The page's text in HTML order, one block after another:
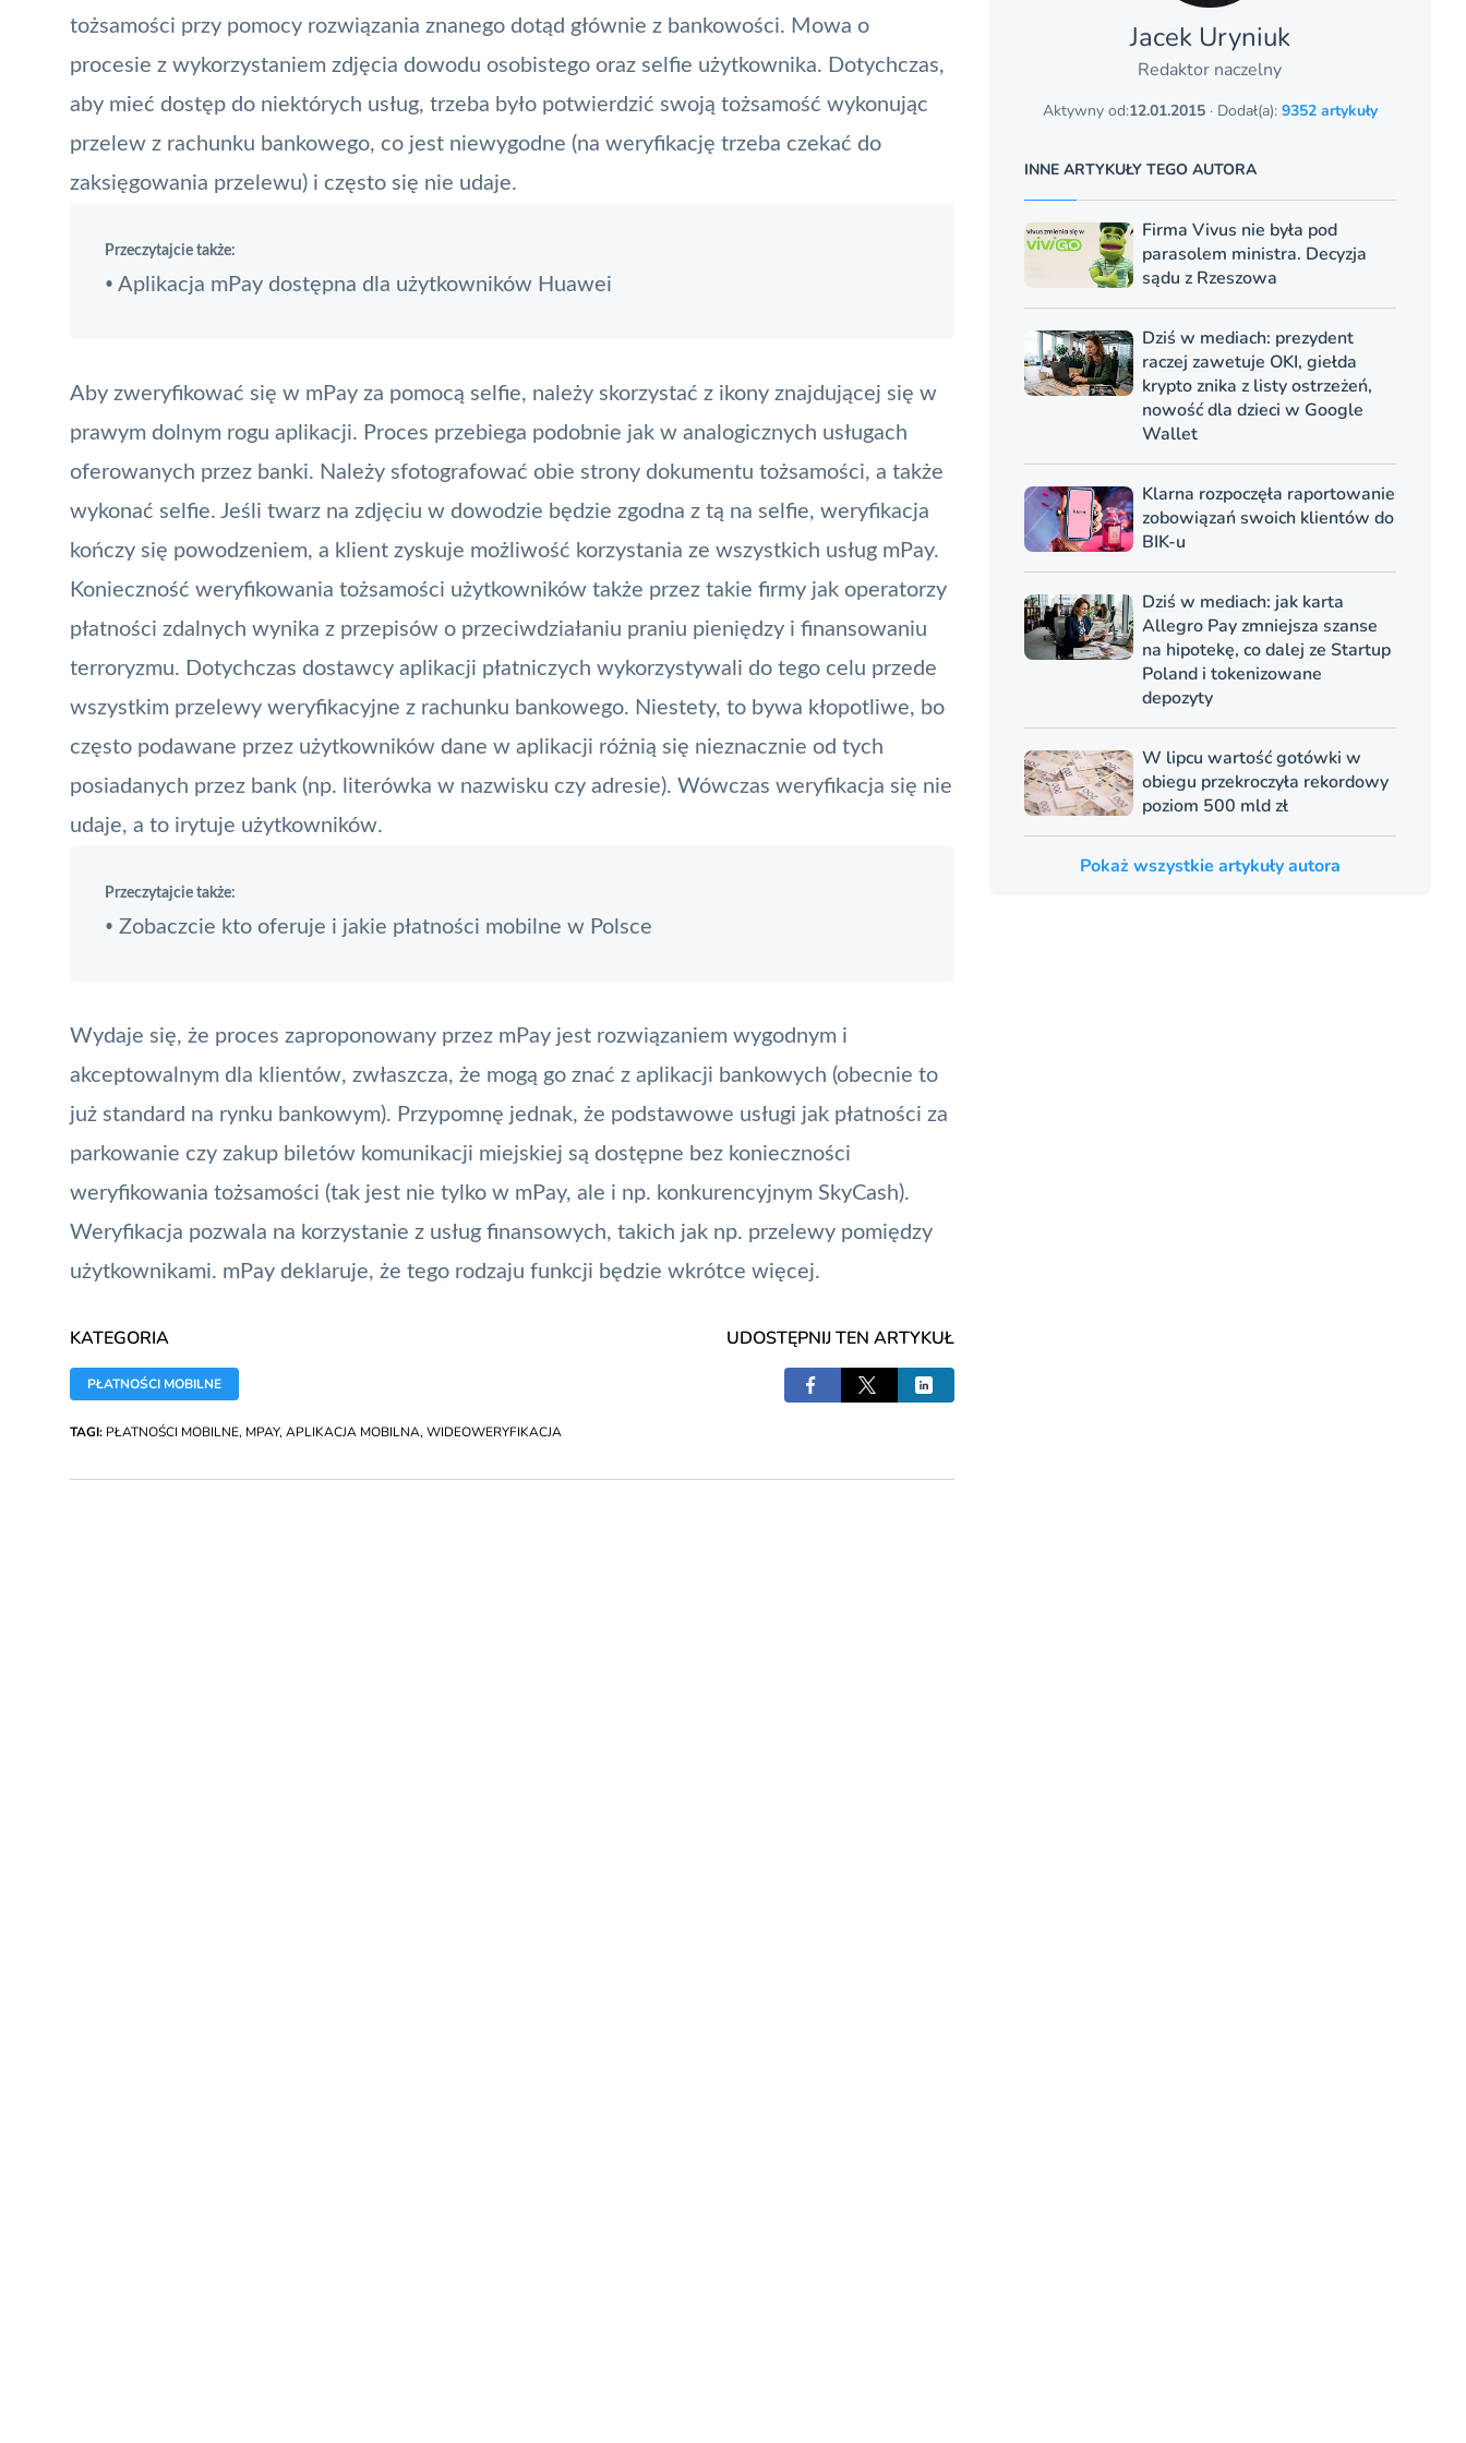
tożsamości przy pomocy rozwiązania znanego dotąd głównie z bankowości. Mowa o
procesie z wykorzystaniem zdjęcia dowodu osobistego oraz selfie użytkownika. Dotychczas,
aby mieć dostęp do niektórych usług, trzeba było potwierdzić swoją tożsamość wykonując
przelew z rachunku bankowego, co jest niewygodne (na weryfikację trzeba czekać do
zaksięgowania przelewu) i często się nie udaje.
Przeczytajcie także:
• Aplikacja mPay dostępna dla użytkowników Huawei
Aby zweryfikować się w mPay za pomocą selfie, należy skorzystać z ikony znajdującej się w
prawym dolnym rogu aplikacji. Proces przebiega podobnie jak w analogicznych usługach
oferowanych przez banki. Należy sfotografować obie strony dokumentu tożsamości, a także
wykonać selfie. Jeśli twarz na zdjęciu w dowodzie będzie zgodna z tą na selfie, weryfikacja
kończy się powodzeniem, a klient zyskuje możliwość korzystania ze wszystkich usług mPay.
Konieczność weryfikowania tożsamości użytkowników także przez takie firmy jak operatorzy
płatności zdalnych wynika z przepisów o przeciwdziałaniu praniu pieniędzy i finansowaniu
terroryzmu. Dotychczas dostawcy aplikacji płatniczych wykorzystywali do tego celu przede
wszystkim przelewy weryfikacyjne z rachunku bankowego. Niestety, to bywa kłopotliwe, bo
często podawane przez użytkowników dane w aplikacji różnią się nieznacznie od tych
posiadanych przez bank (np. literówka w nazwisku czy adresie). Wówczas weryfikacja się nie
udaje, a to irytuje użytkowników.
Przeczytajcie także:
• Zobaczcie kto oferuje i jakie płatności mobilne w Polsce
Wydaje się, że proces zaproponowany przez mPay jest rozwiązaniem wygodnym i
akceptowalnym dla klientów, zwłaszcza, że mogą go znać z aplikacji bankowych (obecnie to
już standard na rynku bankowym). Przypomnę jednak, że podstawowe usługi jak płatności za
parkowanie czy zakup biletów komunikacji miejskiej są dostępne bez konieczności
weryfikowania tożsamości (tak jest nie tylko w mPay, ale i np. konkurencyjnym SkyCash).
Weryfikacja pozwala na korzystanie z usług finansowych, takich jak np. przelewy pomiędzy
użytkownikami. mPay deklaruje, że tego rodzaju funkcji będzie wkrótce więcej.
KATEGORIA
PŁATNOŚCI MOBILNE
UDOSTĘPNIJ TEN ARTYKUŁ
TAGI: PŁATNOŚCI MOBILNE, MPAY, APLIKACJA MOBILNA, WIDEOWERYFIKACJA
Jacek Uryniuk
Redaktor naczelny
Aktywny od:12.01.2015· Dodał(a): 9352 artykuły
INNE ARTYKUŁY TEGO AUTORA
Firma Vivus nie była pod
parasolem ministra. Decyzja
sądu z Rzeszowa
Dziś w mediach: prezydent
raczej zawetuje OKI, giełda
krypto znika z listy ostrzeżeń,
nowość dla dzieci w Google
Wallet
Klarna rozpoczęła raportowanie
zobowiązań swoich klientów do
BIK-u
Dziś w mediach: jak karta
Allegro Pay zmniejsza szanse
na hipotekę, co dalej ze Startup
Poland i tokenizowane
depozyty
W lipcu wartość gotówki w
obiegu przekroczyła rekordowy
poziom 500 mld zł
Pokaż wszystkie artykuły autora